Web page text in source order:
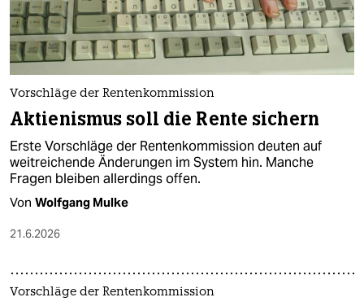
Vorschläge der Rentenkommission
Aktienismus soll die Rente sichern
Erste Vorschläge der Rentenkommission deuten auf
weitreichende Änderungen im System hin. Manche
Fragen bleiben allerdings offen.
Von Wolfgang Mulke
21.6.2026
Vorschläge der Rentenkommission